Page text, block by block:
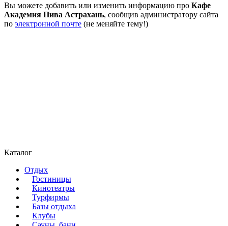
Вы можете добавить или изменить информацию про Кафе
Академия Пива Астрахань, сообщив администратору сайта
по электронной почте (не меняйте тему!)
Каталог
Отдых
Гостиницы
Кинотеатры
Турфирмы
Базы отдыха
Клубы